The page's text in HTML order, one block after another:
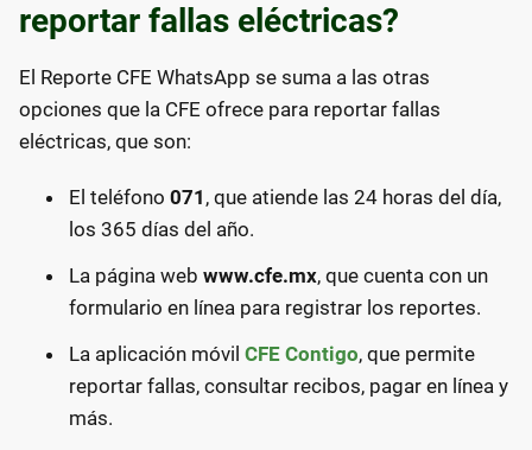
reportar fallas eléctricas?
El Reporte CFE WhatsApp se suma a las otras
opciones que la CFE ofrece para reportar fallas
eléctricas, que son:
El teléfono 071 , que atiende las 24 horas del día,
los 365 días del año.
La página web www.cfe.mx, que cuenta con un
formulario en línea para registrar los reportes.
La aplicación móvil CFE Contigo, que permite
reportar fallas, consultar recibos, pagar en línea y
más.